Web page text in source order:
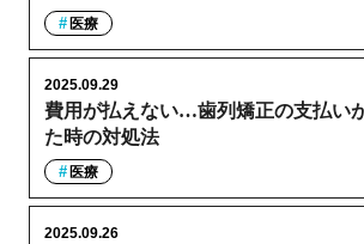
医療
費用が払えない…歯列矯正の支払い
た時の対処法
2025.09.29
医療
2025.09.26